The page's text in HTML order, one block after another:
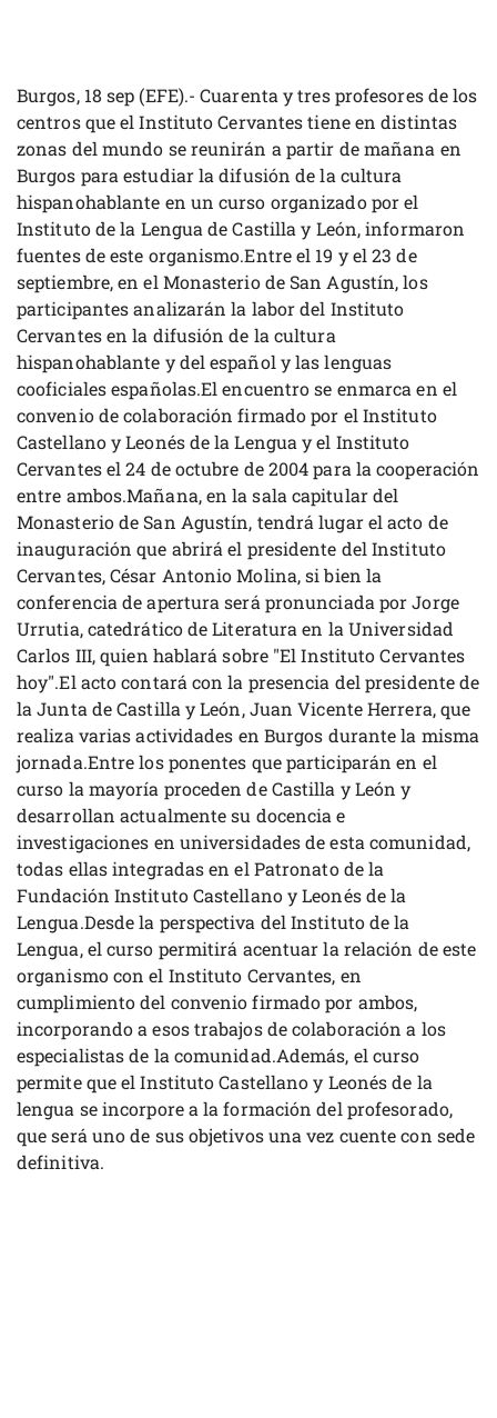
Burgos, 18 sep (EFE).- Cuarenta y tres profesores de los
centros que el Instituto Cervantes tiene en distintas
zonas del mundo se reunirán a partir de mañana en
Burgos para estudiar la difusión de la cultura
hispanohablante en un curso organizado por el
Instituto de la Lengua de Castilla y León, informaron
fuentes de este organismo.Entre el 19 y el 23 de
septiembre, en el Monasterio de San Agustín, los
participantes analizarán la labor del Instituto
Cervantes en la difusión de la cultura
hispanohablante y del español y las lenguas
cooficiales españolas.El encuentro se enmarca en el
convenio de colaboración firmado por el Instituto
Castellano y Leonés de la Lengua y el Instituto
Cervantes el 24 de octubre de 2004 para la cooperación
entre ambos.Mañana, en la sala capitular del
Monasterio de San Agustín, tendrá lugar el acto de
inauguración que abrirá el presidente del Instituto
Cervantes, César Antonio Molina, si bien la
conferencia de apertura será pronunciada por Jorge
Urrutia, catedrático de Literatura en la Universidad
Carlos III, quien hablará sobre "El Instituto Cervantes
hoy".El acto contará con la presencia del presidente de
la Junta de Castilla y León, Juan Vicente Herrera, que
realiza varias actividades en Burgos durante la misma
jornada.Entre los ponentes que participarán en el
curso la mayoría proceden de Castilla y León y
desarrollan actualmente su docencia e
investigaciones en universidades de esta comunidad,
todas ellas integradas en el Patronato de la
Fundación Instituto Castellano y Leonés de la
Lengua.Desde la perspectiva del Instituto de la
Lengua, el curso permitirá acentuar la relación de este
organismo con el Instituto Cervantes, en
cumplimiento del convenio firmado por ambos,
incorporando a esos trabajos de colaboración a los
especialistas de la comunidad.Además, el curso
permite que el Instituto Castellano y Leonés de la
lengua se incorpore a la formación del profesorado,
que será uno de sus objetivos una vez cuente con sede
definitiva.